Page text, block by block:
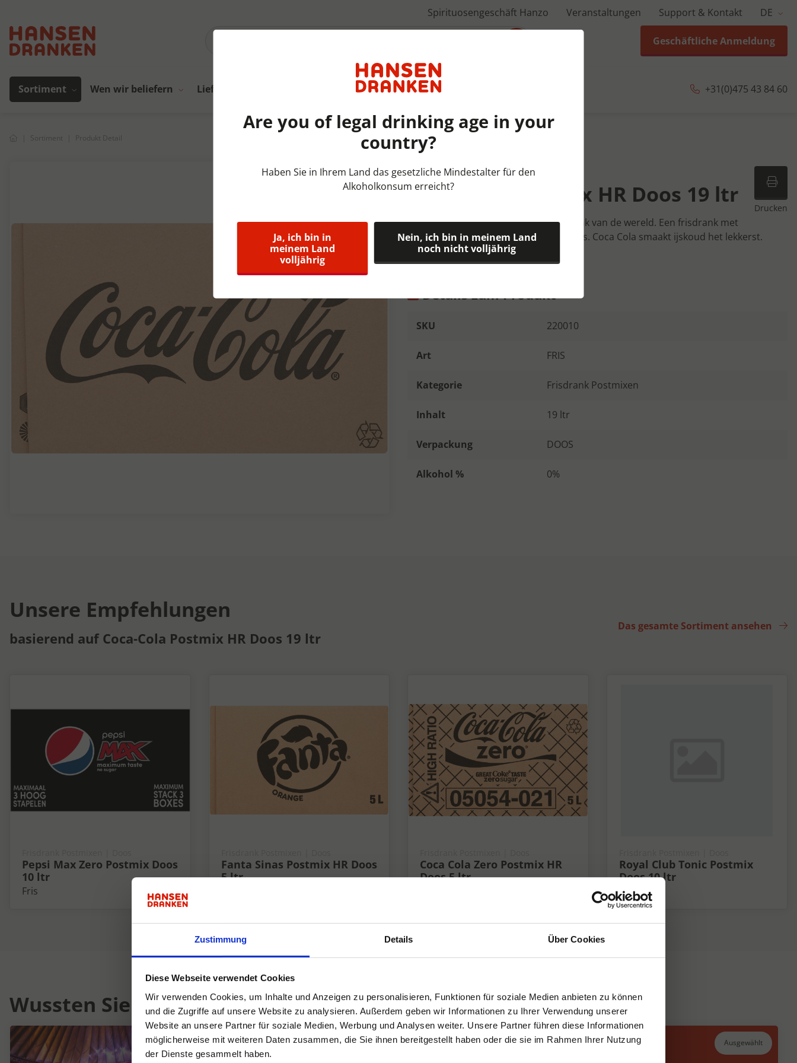
Zustimmung Details Über Cookies
Diese Webseite verwendet Cookies
Wir verwenden Cookies, um Inhalte und Anzeigen zu personalisieren, Funktionen für soziale Medien anbieten zu können
und die Zugriffe auf unsere Website zu analysieren. Außerdem geben wir Informationen zu Ihrer Verwendung unserer
Website an unsere Partner für soziale Medien, Werbung und Analysen weiter. Unsere Partner führen diese Informationen
möglicherweise mit weiteren Daten zusammen, die Sie ihnen bereitgestellt haben oder die sie im Rahmen Ihrer Nutzung
der Dienste gesammelt haben.
Spirituosengeschäft Hanzo Veranstaltungen Support & Kontakt DE
Geschäftliche Anmeldung
Sortiment Wen wir beliefern Lieferanten +31(0)475 43 84 60
Sortiment Produkt Detail
Frisdrank Postmixen | DOOS | 19 ltr
Drucken
Coca-Cola Postmix HR Doos 19 ltr
Coca Cola is de meest favoriete frisdrank van de wereld. Een frisdrank met
plantenextracten en natuurlijke aroma's. Coca Cola smaakt ijskoud het lekkerst.
Details zum Produkt
SKU 220010
Art FRIS
Kategorie Frisdrank Postmixen
Inhalt 19 ltr
Verpackung DOOS
Alkohol % 0%
Unsere Empfehlungen
basierend auf Coca-Cola Postmix HR Doos 19 ltr
Das gesamte Sortiment ansehen
Pepsi Max Zero Postmix Doos
10 ltr
Fris
Fanta Sinas Postmix HR Doos
5 ltr
Coca Cola Zero Postmix HR
Doos 5 ltr
Royal Club Tonic Postmix
Doos 10 ltr
Fris
Wussten Sie schon...
Ausgewählt
Are you of legal drinking age in your
country?
Haben Sie in Ihrem Land das gesetzliche Mindestalter für den
Alkoholkonsum erreicht?
Ja, ich bin in
meinem Land
volljährig
Nein, ich bin in meinem Land
noch nicht volljährig